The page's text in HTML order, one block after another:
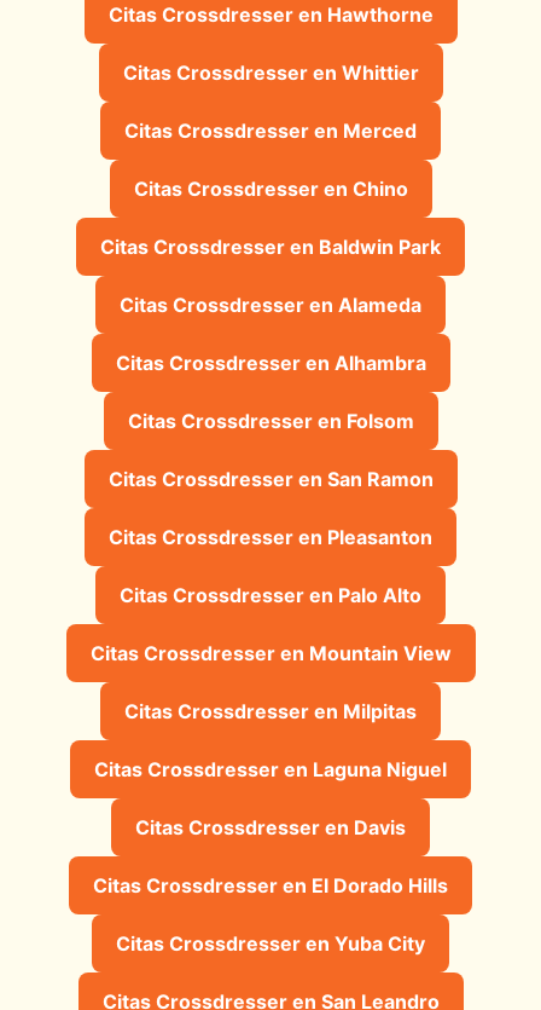
Citas Crossdresser en Hawthorne
Citas Crossdresser en Whittier
Citas Crossdresser en Merced
Citas Crossdresser en Chino
Citas Crossdresser en Baldwin Park
Citas Crossdresser en Alameda
Citas Crossdresser en Alhambra
Citas Crossdresser en Folsom
Citas Crossdresser en San Ramon
Citas Crossdresser en Pleasanton
Citas Crossdresser en Palo Alto
Citas Crossdresser en Mountain View
Citas Crossdresser en Milpitas
Citas Crossdresser en Laguna Niguel
Citas Crossdresser en Davis
Citas Crossdresser en El Dorado Hills
Citas Crossdresser en Yuba City
Citas Crossdresser en San Leandro